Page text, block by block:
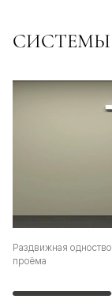
Раздвижная
проёма